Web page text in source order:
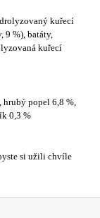
kuřecí
%), batáty,
kuřecí
popel 6,8 %,
0,3 %
si užili chvíle